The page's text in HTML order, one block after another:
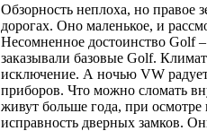
Обзорность неплоха, но правое
дорогах. Оно маленькое, и
Несомненное достоинство Golf
заказывали базовые Golf.
исключение. А ночью VW
приборов. Что можно сломать
живут больше года, при осмотре
исправность дверных замков.